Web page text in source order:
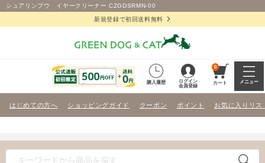
シュアリンプウ イヤークリーナー CZGDSRMN-00
新規登録で初回送料無料
購入履歴
ログイン
会員登録
0
カート メニュー
はじめての方へ ショッピングガイド クーポン ポイント お気に入りリス